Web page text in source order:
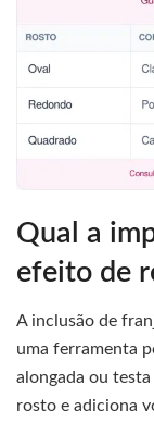
Qual a
efeito de
A inclusão de
uma ferramenta
alongada ou
rosto e adiciona